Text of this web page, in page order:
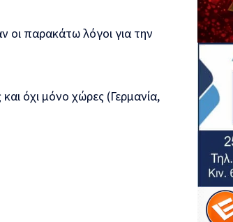
παρακάτω λόγοι για την
όχι μόνο χώρες (Γερμανία,